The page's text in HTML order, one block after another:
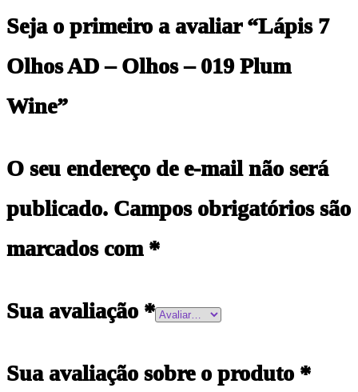
Seja o primeiro a avaliar “Lápis 7
Olhos AD – Olhos – 019 Plum
Wine”
O seu endereço de e-mail não será
publicado. Campos obrigatórios são
marcados com *
Sua avaliação *
Sua avaliação sobre o produto *